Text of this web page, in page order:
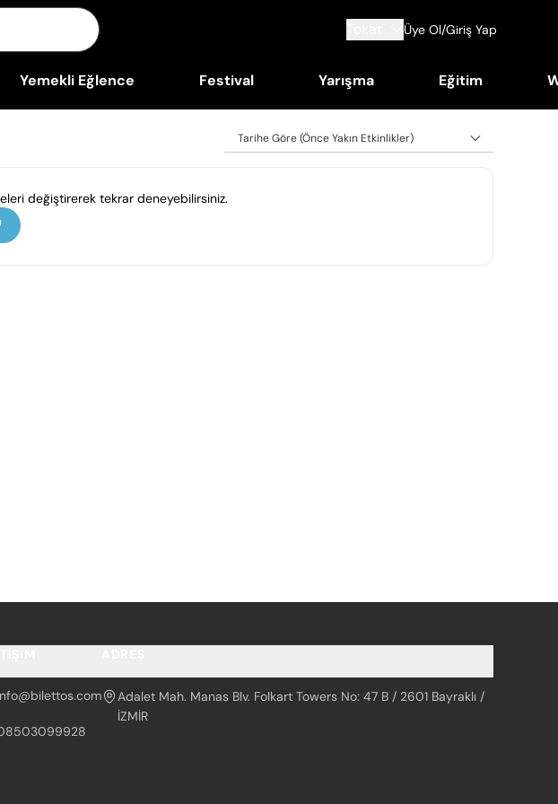
Üye Ol/Giriş Yap
Yemekli Eğlence Festival Yarışma Eğitim
Tarihe Göre (Önce Yakın Etkinlikler)
değiştirerek tekrar deneyebilirsiniz.
Adalet Mah. Manas Blv. Folkart Towers No: 47 B / 2601 Bayraklı /
İZMİR